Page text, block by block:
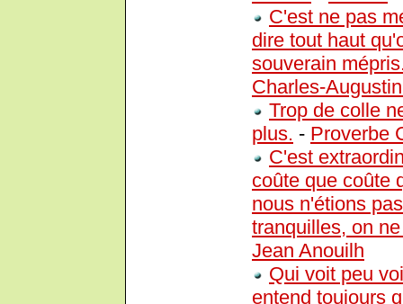
C'est ne pas
dire tout haut
souverain
Charles-
Trop de colle
plus. - Proverbe
C'est
coûte que coûte
nous n'étions
tranquilles, on
Jean Anouilh
Qui voit peu
entend toujours